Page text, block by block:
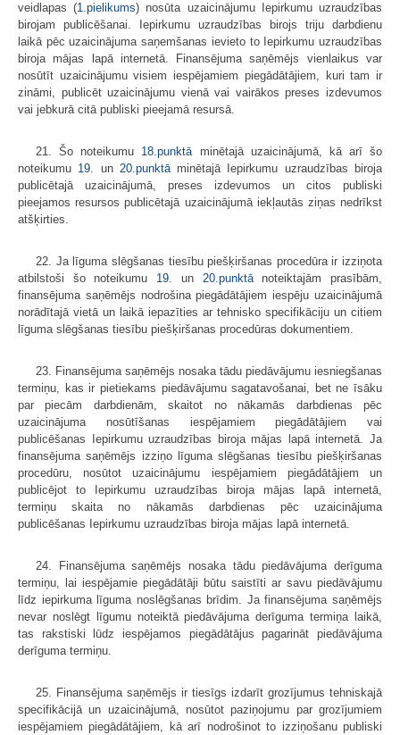
veidlapas (1.pielikums) nosūta uzaicinājumu Iepirkumu uzraudzības
birojam publicēšanai. Iepirkumu uzraudzības birojs triju darbdienu
laikā pēc uzaicinājuma saņemšanas ievieto to Iepirkumu uzraudzības
biroja mājas lapā internetā. Finansējuma saņēmējs vienlaikus var
nosūtīt uzaicinājumu visiem iespējamiem piegādātājiem, kuri tam ir
zināmi, publicēt uzaicinājumu vienā vai vairākos preses izdevumos
vai jebkurā citā publiski pieejamā resursā.
21. Šo noteikumu 18.punktā minētajā uzaicinājumā, kā arī šo
noteikumu 19. un 20.punktāminētajā Iepirkumu uzraudzības biroja
publicētajā uzaicināju­mā, preses izdevumos un citos publiski
pieejamos resursos publicētajā uzaicinājumā iekļautās ziņas nedrīkst
atšķirties.
22. Ja līguma slēgšanas tiesību piešķiršanas procedūra ir izziņota
atbilstoši šo noteikumu 19. un 20.punktānoteiktajām prasībām,
finansējuma saņēmējs nodrošina piegādātājiem iespēju uzaicinājumā
norādītajā vietā un laikā iepazīties ar tehnisko specifikāciju un citiem
līguma slēgšanas tiesību piešķiršanas procedūras dokumentiem.
23. Finansējuma saņēmējs nosaka tādu piedāvājumu iesniegšanas
termiņu, kas ir pietiekams piedāvājumu sagatavošanai, bet ne īsāku
par piecām darbdienām, skaitot no nākamās darbdienas pēc
uzaicinājuma nosūtīšanas iespējamiem piegādātājiem vai
publicēšanas Iepirkumu uzraudzības biroja mājas lapā internetā. Ja
finansējuma saņēmējs izziņo līguma slēgšanas tiesību piešķiršanas
procedūru, nosūtot uzaicinājumu iespējamiem piegādātājiem un
publicējot to Iepirkumu uzraudzības biroja mājas lapā internetā,
termiņu skaita no nākamās darbdienas pēc uzaicinājuma
publicēšanas Iepirkumu uzraudzības biroja mājas lapā internetā.
24. Finansējuma saņēmējs nosaka tādu piedāvājuma derīguma
termiņu, lai iespējamie piegādātāji būtu saistīti ar savu piedāvājumu
līdz iepirkuma līguma noslēgšanas brīdim. Ja finansējuma saņēmējs
nevar noslēgt līgumu noteiktā piedāvājuma derīguma termiņa laikā,
tas rakstiski lūdz iespējamos piegādātājus pagarināt piedāvājuma
derīguma termiņu.
25. Finansējuma saņēmējs ir tiesīgs izdarīt grozījumus tehniskajā
specifikācijā un uzaicinājumā, nosūtot paziņojumu par grozījumiem
iespēja­miem piegādātājiem, kā arī nodrošinot to izziņošanu publiski